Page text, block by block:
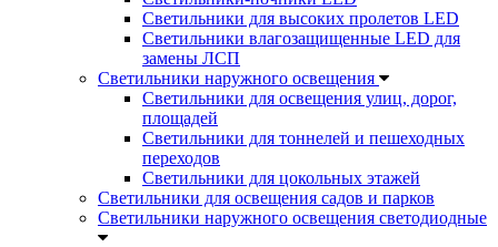
Светильники для высоких пролетов LED
Светильники влагозащищенные LED для
замены ЛСП
Светильники наружного освещения
Светильники для освещения улиц, дорог,
площадей
Светильники для тоннелей и пешеходных
переходов
Светильники для цокольных этажей
Светильники для освещения садов и парков
Светильники наружного освещения светодиодные